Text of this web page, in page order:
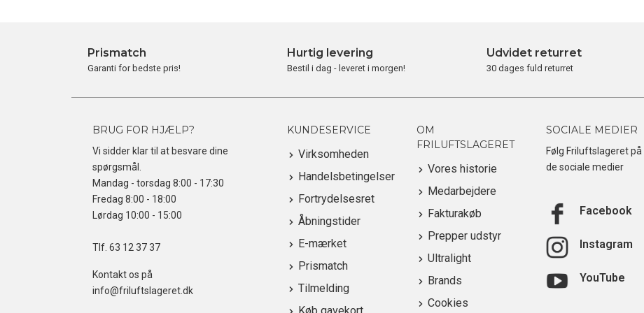
Prismatch
Garanti for bedste pris!
Hurtig levering
Bestil i dag - leveret i morgen!
Udvidet returret
30 dages fuld returret
BRUG FOR HJÆLP?
Vi sidder klar til at besvare dine
spørgsmål.
Mandag - torsdag 8:00 - 17:30
Fredag 8:00 - 18:00
Lørdag 10:00 - 15:00
Tlf. 63 12 37 37
Kontakt os på
info@friluftslageret.dk
KUNDESERVICE
Virksomheden
Handelsbetingelser
Fortrydelsesret
Åbningstider
E-mærket
Prismatch
Tilmelding
OM
FRILUFTSLAGERET
Vores historie
Medarbejdere
Fakturakøb
Prepper udstyr
Ultralight
Brands
Cookies
SOCIALE MEDIER
Følg Friluftslageret på
de sociale medier
Facebook
Instagram
YouTube